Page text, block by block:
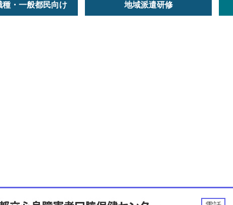
種・一般都民向け 地域派遣研修